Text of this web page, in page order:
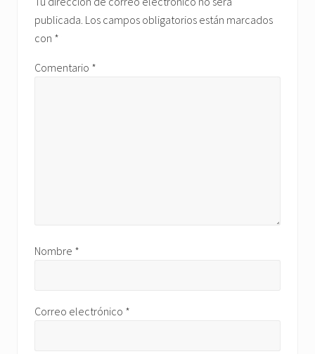
lectores
publicada. Los campos obligatorios están marcados
con *
Comentario *
Nombre *
Correo electrónico *